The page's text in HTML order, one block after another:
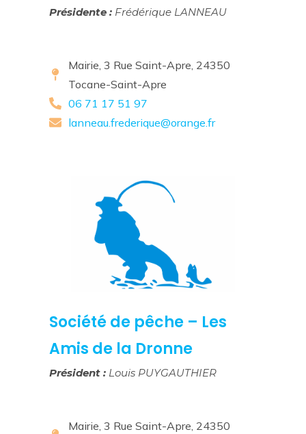
Présidente : Frédérique LANNEAU
Mairie, 3 Rue Saint-Apre, 24350
Tocane-Saint-Apre
06 71 17 51 97
lanneau.frederique@orange.fr
Société de pêche – Les
Amis de la Dronne
Président : Louis PUYGAUTHIER
Mairie, 3 Rue Saint-Apre, 24350